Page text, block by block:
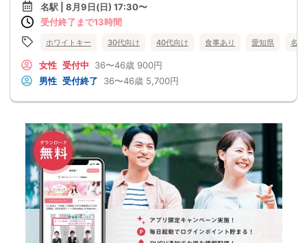
名駅 | 8月9日(日) 17:30〜
受付終了まで13時間
ホワイトキー 30代向け 40代向け 食事あり 愛知県 名駅
女性 受付中 36〜46歳 900円
男性 受付終了 36〜46歳 5,700円